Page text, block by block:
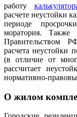
работу
расчете неустойки
периоде
моратория. Также
Правительством
расчета неустойки
(в отличие от
рассчитает
нормативно-
О жилом